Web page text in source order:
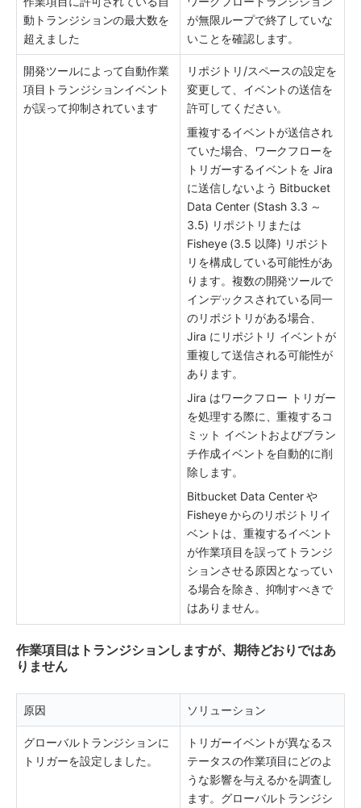
動トランジションの最大数を
超えました
が無限ループで終了していな
いことを確認します。
開発ツールによって自動作業
項目トランジションイベント
が誤って抑制されています
リポジトリ/スペースの設定を
変更して、イベントの送信を
許可してください。
重複するイベントが送信され
ていた場合、ワークフローを
トリガーするイベントを Jira
に送信しないよう Bitbucket
Data Center (Stash 3.3 ～
3.5) リポジトリまたは
Fisheye (3.5 以降) リポジト
リを構成している可能性があ
ります。複数の開発ツールで
インデックスされている同一
のリポジトリがある場合、
Jira にリポジトリ イベントが
重複して送信される可能性が
あります。
Jira はワークフロー トリガー
を処理する際に、重複するコ
ミット イベントおよびブラン
チ作成イベントを自動的に削
除します。
Bitbucket Data Center や
Fisheye からのリポジトリイ
ベントは、重複するイベント
が作業項目を誤ってトランジ
ションさせる原因となってい
る場合を除き、抑制すべきで
はありません。
作業項目はトランジションしますが、期待どおりではあ
りません
原因 ソリューション
グローバルトランジションに
トリガーを設定しました。
トリガーイベントが異なるス
テータスの作業項目にどのよ
うな影響を与えるかを調査し
ます。グローバルトランジシ